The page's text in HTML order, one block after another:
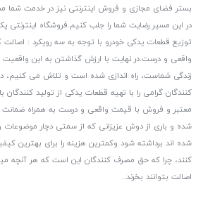
بستر فضای مجازی و فروش اینترنتی نیز در خدمت شما
در این مسیر رضایت شما را جلب کنیم.فروشگاه اینترنتی
توزیع قطعات یدکی خودرو با توجه به سه رویکرد :
واقعی و درست.در نهایت با ارزش گذاشتن به این
زندگی شماست، راه اندازی شده است و تلاش می کنیم،
کنندگان گرامی را با تهیه قطعات یدکی از تولید کنندگان
معتبر و فروش با قیمت واقعی و درست به همراه ضمانت و
شده و باری از دوش عزیزانی که از سمتی دچار
شده اند برداشته شود و‌کمترین هزینه را برای بهترین
کنند، چرا که حق مصرف کنندگان این است که هر آنچه
اصالت بتوانند بخرند..